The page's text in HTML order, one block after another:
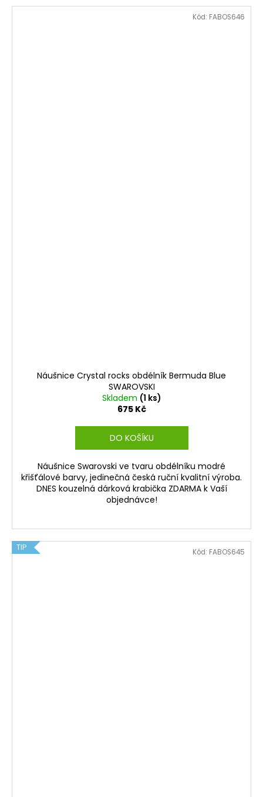
Náušnice Crystal rocks obdélník Bermuda Blue
SWAROVSKI
Skladem (1 ks)
675 Kč
DO KOŠÍKU
Náušnice Swarovski ve tvaru obdélníku modré
křišťálové barvy, jedinečná česká ruční kvalitní výroba.
DNES kouzelná dárková krabička ZDARMA k Vaší
objednávce!
Kód: FABOS646
TIP Kód: FABOS645